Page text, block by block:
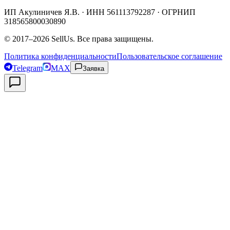
ИП Акулиничев Я.В. · ИНН 561113792287 · ОГРНИП
318565800030890
© 2017–2026 SellUs. Все права защищены.
Политика конфиденциальностиПользовательское соглашение
Telegram
MAX Заявка